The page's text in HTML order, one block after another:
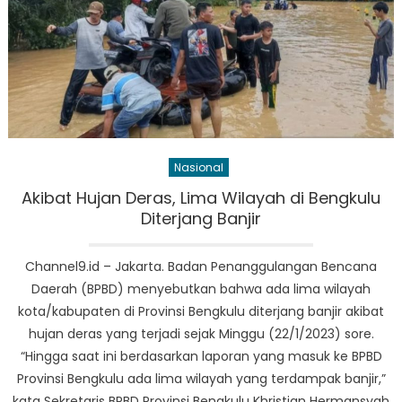
Nasional
Akibat Hujan Deras, Lima Wilayah di Bengkulu
Diterjang Banjir
Channel9.id – Jakarta. Badan Penanggulangan Bencana
Daerah (BPBD) menyebutkan bahwa ada lima wilayah
kota/kabupaten di Provinsi Bengkulu diterjang banjir akibat
hujan deras yang terjadi sejak Minggu (22/1/2023) sore.
“Hingga saat ini berdasarkan laporan yang masuk ke BPBD
Provinsi Bengkulu ada lima wilayah yang terdampak banjir,”